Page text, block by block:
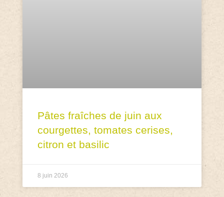
Pâtes fraîches de juin aux
courgettes, tomates cerises,
citron et basilic
8 juin 2026